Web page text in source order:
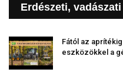
Erdészeti,
Fától az
eszközökkel a